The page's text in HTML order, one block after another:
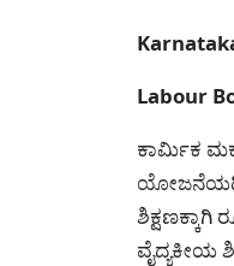
Labour
ಕಾರ್ಮಿಕ
ವೈದ್ಯಕೀಯ